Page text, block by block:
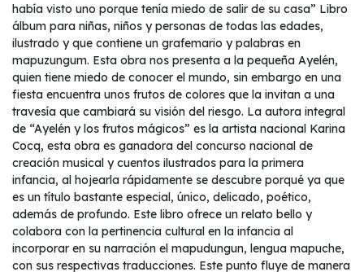
había visto uno porque tenía miedo de salir de su casa” Libro
álbum para niñas, niños y personas de todas las edades,
ilustrado y que contiene un grafemario y palabras en
mapuzungum. Esta obra nos presenta a la pequeña Ayelén,
quien tiene miedo de conocer el mundo, sin embargo en una
fiesta encuentra unos frutos de colores que la invitan a una
travesía que cambiará su visión del riesgo. La autora integral
de “Ayelén y los frutos mágicos” es la artista nacional Karina
Cocq, esta obra es ganadora del concurso nacional de
creación musical y cuentos ilustrados para la primera
infancia, al hojearla rápidamente se descubre porqué ya que
es un título bastante especial, único, delicado, poético,
además de profundo. Este libro ofrece un relato bello y
colabora con la pertinencia cultural en la infancia al
incorporar en su narración el mapudungun, lengua mapuche,
con sus respectivas traducciones. Este punto fluye de manera